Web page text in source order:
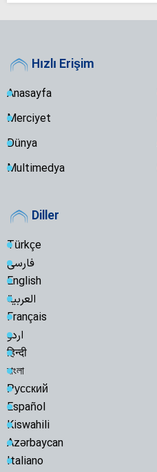
Hızlı Erişim
Anasayfa
Merciyet
Dünya
Multimedya
Diller
Türkçe
فارسی
English
العربية
Français
اردو
हिन्दी
বাংলা
Русский
Español
Kiswahili
Azərbaycan
Italiano